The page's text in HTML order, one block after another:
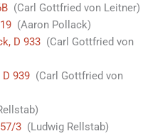
(Carl Gottfried von Leitner)
(Aaron Pollack)
D 933(Carl Gottfried von
939(Carl Gottfried von
3(Ludwig Rellstab)